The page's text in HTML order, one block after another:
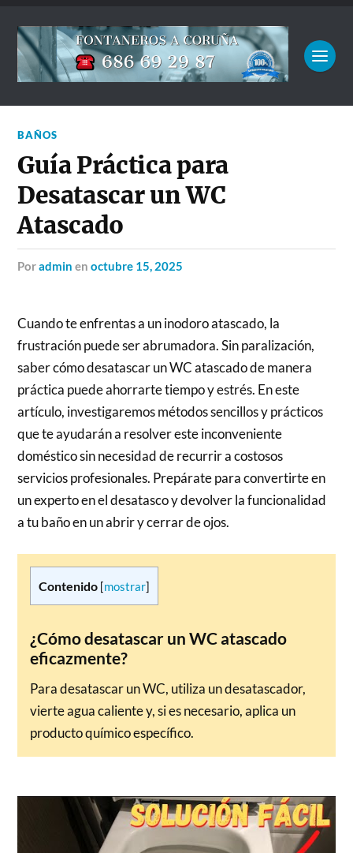
BAÑOS
Guía Práctica para
Desatascar un WC
Atascado
poradmin enoctubre 15, 2025
Cuando te enfrentas a un inodoro atascado, la
frustración puede ser abrumadora. Sin paralización,
saber cómo desatascar un WC atascado de manera
práctica puede ahorrarte tiempo y estrés. En este
artículo, investigaremos métodos sencillos y prácticos
que te ayudarán a resolver este inconveniente
doméstico sin necesidad de recurrir a costosos
servicios profesionales. Prepárate para convertirte en
un experto en el desatasco y devolver la funcionalidad
a tu baño en un abrir y cerrar de ojos.
Contenido [mostrar]
¿Cómo desatascar un WC atascado
eficazmente?
Para desatascar un WC, utiliza un desatascador,
vierte agua caliente y, si es necesario, aplica un
producto químico específico.